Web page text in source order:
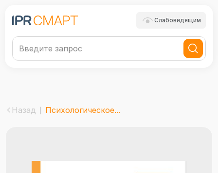
Слабовидящим
Назад Психологическое...